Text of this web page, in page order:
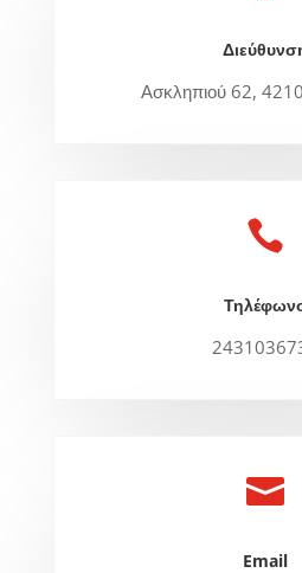
Ασκληπιού 62,


Email